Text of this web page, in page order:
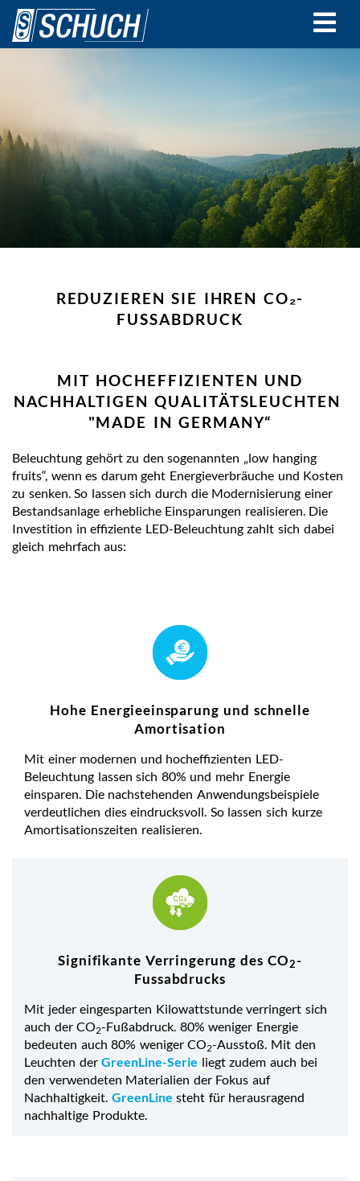
Direkt
zum
Inhalt
REDUZIEREN SIE IHREN CO₂-
FUSSABDRUCK
MIT HOCHEFFIZIENTEN UND
NACHHALTIGEN QUALITÄTSLEUCHTEN
"MADE IN GERMANY“
Beleuchtung gehört zu den sogenannten „low hanging
fruits“, wenn es darum geht Energieverbräuche und Kosten
zu senken. So lassen sich durch die Modernisierung einer
Bestandsanlage erhebliche Einsparungen realisieren. Die
Investition in effiziente LED-Beleuchtung zahlt sich dabei
gleich mehrfach aus:
Hohe Energieeinsparung und schnelle
Amortisation
Mit einer modernen und hocheffizienten LED-
Beleuchtung lassen sich 80% und mehr Energie
einsparen. Die nachstehenden Anwendungsbeispiele
verdeutlichen dies eindrucksvoll. So lassen sich kurze
Amortisationszeiten realisieren.
Signifikante Verringerung des CO2-
Fussabdrucks
Mit jeder eingesparten Kilowattstunde verringert sich
auch der CO2-Fußabdruck. 80% weniger Energie
bedeuten auch 80% weniger CO2-Ausstoß. Mit den
Leuchten derGreenLine-Serie liegt zudem auch bei
den verwendeten Materialien der Fokus auf
Nachhaltigkeit. GreenLine steht für herausragend
nachhaltige Produkte.